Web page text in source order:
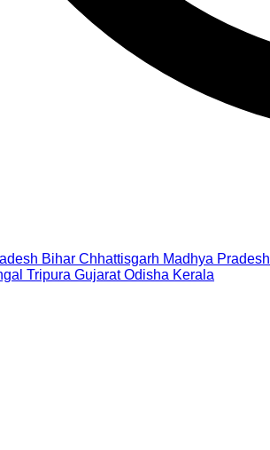
Bihar Chhattisgarh Madhya Pradesh
Tripura Gujarat Odisha Kerala